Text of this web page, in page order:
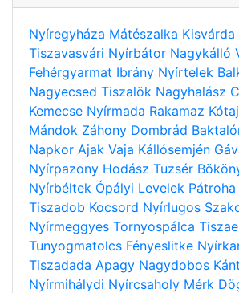
Nyíregyháza Mátészalka Kisvárda
Tiszavasvári Nyírbátor Nagykálló
Fehérgyarmat Ibrány Nyírtelek
Nagyecsed Tiszalök Nagyhalász
Kemecse Nyírmada Rakamaz Kótaj
Mándok Záhony Dombrád
Napkor Ajak Vaja Kállósemjén
Nyírpazony Hodász Tuzsér
Nyírbéltek Ópályi Levelek Pátroha
Tiszadob Kocsord Nyírlugos
Nyírmeggyes Tornyospálca
Tunyogmatolcs Fényeslitke
Tiszadada Apagy Nagydobos
Nyírmihálydi Nyírcsaholy Mérk